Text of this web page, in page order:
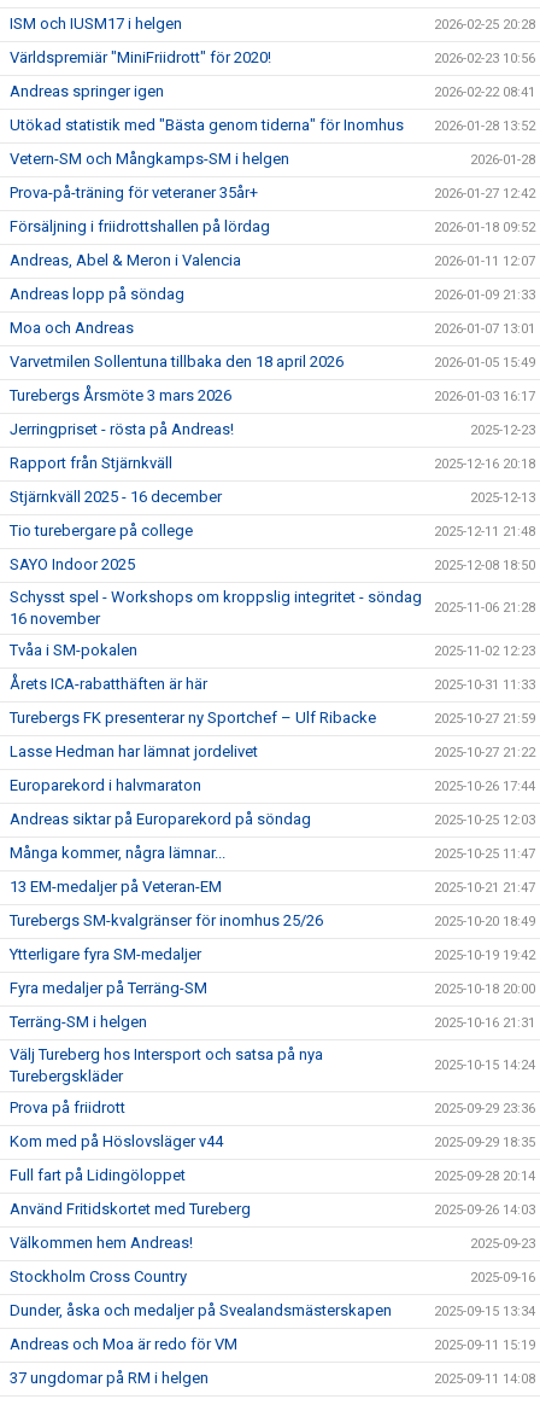
ISM och IUSM17 i helgen 2026-02-25 20:28
Världspremiär "MiniFriidrott" för 2020! 2026-02-23 10:56
Andreas springer igen 2026-02-22 08:41
Utökad statistik med "Bästa genom tiderna" för Inomhus 2026-01-28 13:52
Vetern-SM och Mångkamps-SM i helgen 2026-01-28
Prova-på-träning för veteraner 35år+ 2026-01-27 12:42
Försäljning i friidrottshallen på lördag 2026-01-18 09:52
Andreas, Abel & Meron i Valencia 2026-01-11 12:07
Andreas lopp på söndag 2026-01-09 21:33
Moa och Andreas 2026-01-07 13:01
Varvetmilen Sollentuna tillbaka den 18 april 2026 2026-01-05 15:49
Turebergs Årsmöte 3 mars 2026 2026-01-03 16:17
Jerringpriset - rösta på Andreas! 2025-12-23
Rapport från Stjärnkväll 2025-12-16 20:18
Stjärnkväll 2025 - 16 december 2025-12-13
Tio turebergare på college 2025-12-11 21:48
SAYO Indoor 2025 2025-12-08 18:50
Schysst spel - Workshops om kroppslig integritet - söndag
16 november
2025-11-06 21:28
Tvåa i SM-pokalen 2025-11-02 12:23
Årets ICA-rabatthäften är här 2025-10-31 11:33
Turebergs FK presenterar ny Sportchef – Ulf Ribacke 2025-10-27 21:59
Lasse Hedman har lämnat jordelivet 2025-10-27 21:22
Europarekord i halvmaraton 2025-10-26 17:44
Andreas siktar på Europarekord på söndag 2025-10-25 12:03
Många kommer, några lämnar... 2025-10-25 11:47
13 EM-medaljer på Veteran-EM 2025-10-21 21:47
Turebergs SM-kvalgränser för inomhus 25/26 2025-10-20 18:49
Ytterligare fyra SM-medaljer 2025-10-19 19:42
Fyra medaljer på Terräng-SM 2025-10-18 20:00
Terräng-SM i helgen 2025-10-16 21:31
Välj Tureberg hos Intersport och satsa på nya
Turebergskläder
2025-10-15 14:24
Prova på friidrott 2025-09-29 23:36
Kom med på Höslovsläger v44 2025-09-29 18:35
Full fart på Lidingöloppet 2025-09-28 20:14
Använd Fritidskortet med Tureberg 2025-09-26 14:03
Välkommen hem Andreas! 2025-09-23
Stockholm Cross Country 2025-09-16
Dunder, åska och medaljer på Svealandsmästerskapen 2025-09-15 13:34
Andreas och Moa är redo för VM 2025-09-11 15:19
37 ungdomar på RM i helgen 2025-09-11 14:08